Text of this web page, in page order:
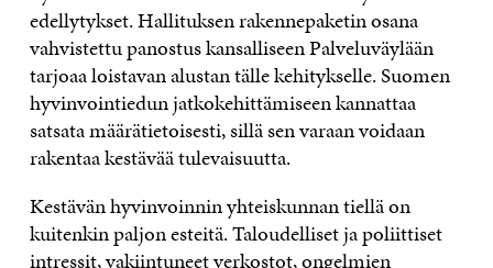
edellytykset. Hallituksen rakennepaketin osana
vahvistettu panostus kansalliseen Palveluväylään
tarjoaa loistavan alustan tälle kehitykselle. Suomen
hyvinvointiedun jatkokehittämiseen kannattaa
satsata määrätietoisesti, sillä sen varaan voidaan
rakentaa kestävää tulevaisuutta.
Kestävän hyvinvoinnin yhteiskunnan tiellä on
kuitenkin paljon esteitä. Taloudelliset ja poliittiset
intressit, vakiintuneet verkostot, ongelmien